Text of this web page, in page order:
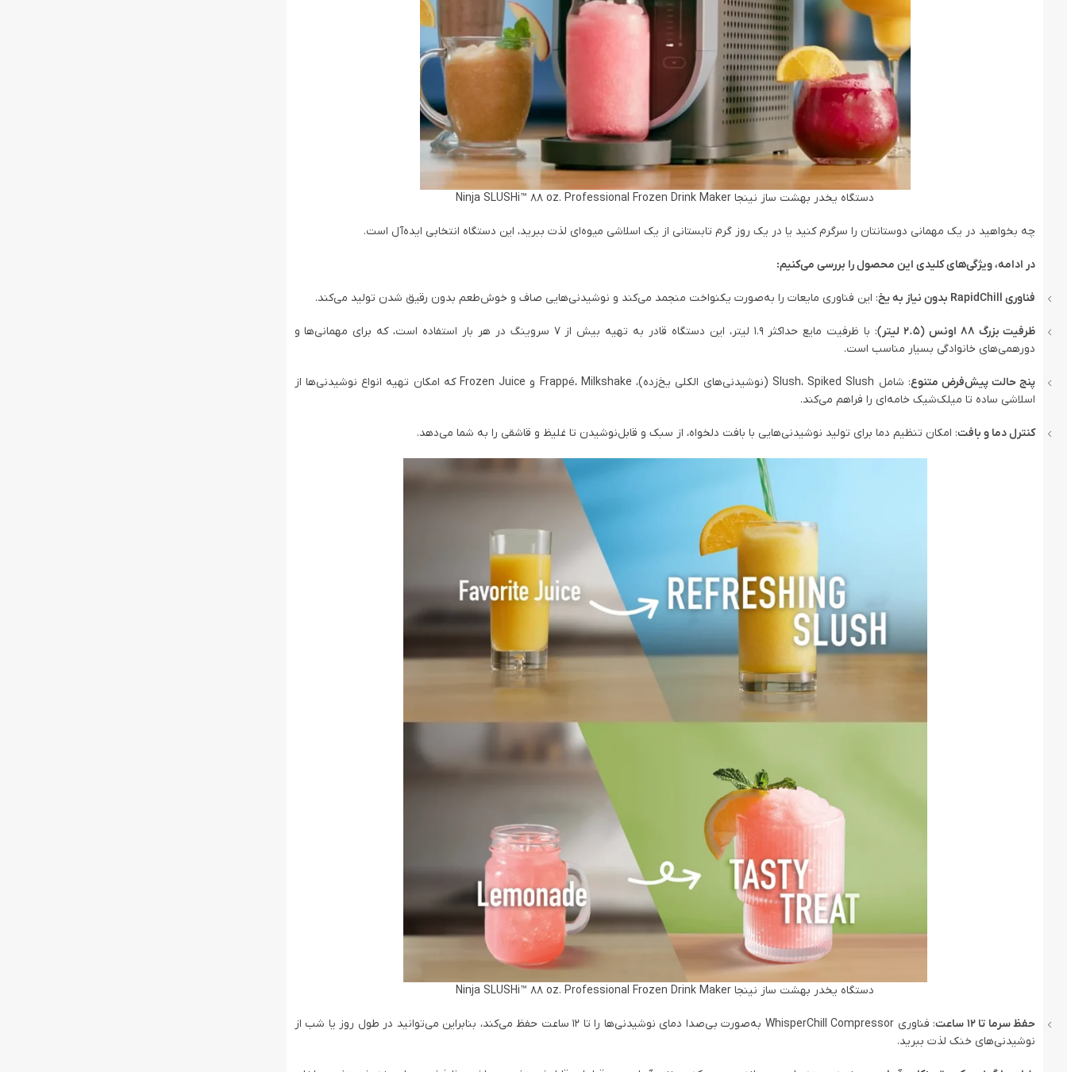
دستگاه یخدر بهشت ساز نینجا Ninja SLUSHi™ 88 oz. Professional Frozen Drink Maker
چه بخواهید در یک مهمانی دوستانتان را سرگرم کنید یا در یک روز گرم تابستانی از یک اسلاشی میوه‌ای لذت ببرید، این دستگاه انتخابی ایده‌آل است.
در ادامه، ویژگی‌های کلیدی این محصول را بررسی می‌کنیم:
فناوری RapidChill بدون نیاز به یخ : این فناوری مایعات را به‌صورت یکنواخت منجمد می‌کند و نوشیدنی‌هایی صاف و خوش‌طعم بدون رقیق شدن تولید می‌کند.
ظرفیت بزرگ 88 اونس (2.5 لیتر)
: با ظرفیت مایع حداکثر 1.9 لیتر، این دستگاه قادر به تهیه بیش از 7 سروینگ در هر بار استفاده است، که برای مهمانی‌ها و
دورهمی‌های خانوادگی بسیار مناسب است.
پنج حالت پیش‌فرض متنوع
: شامل Slush، Spiked Slush (نوشیدنی‌های الکلی یخ‌زده)، Frappé، Milkshake و Frozen Juice که امکان تهیه انواع نوشیدنی‌ها از
اسلاشی ساده تا میلک‌شیک خامه‌ای را فراهم می‌کند.
کنترل دما و بافت: امکان تنظیم دما برای تولید نوشیدنی‌هایی با بافت دلخواه، از سبک و قابل‌نوشیدن تا غلیظ و قاشقی را به شما می‌دهد.
دستگاه یخدر بهشت ساز نینجا Ninja SLUSHi™ 88 oz. Professional Frozen Drink Maker
حفظ سرما تا 12 ساعت
: فناوری WhisperChill Compressor به‌صورت بی‌صدا دمای نوشیدنی‌ها را تا 12 ساعت حفظ می‌کند، بنابراین می‌توانید در طول روز یا شب از
نوشیدنی‌های خنک لذت ببرید.